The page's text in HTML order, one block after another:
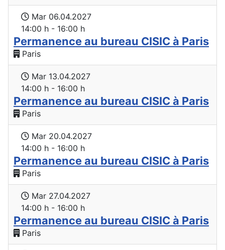
Mar 06.04.2027
14:00 h - 16:00 h
Permanence au bureau CISIC à Paris
Paris
Mar 13.04.2027
14:00 h - 16:00 h
Permanence au bureau CISIC à Paris
Paris
Mar 20.04.2027
14:00 h - 16:00 h
Permanence au bureau CISIC à Paris
Paris
Mar 27.04.2027
14:00 h - 16:00 h
Permanence au bureau CISIC à Paris
Paris